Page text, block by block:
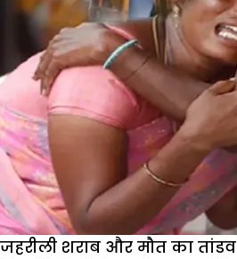
जहरीली शराब और मौत का तांडव